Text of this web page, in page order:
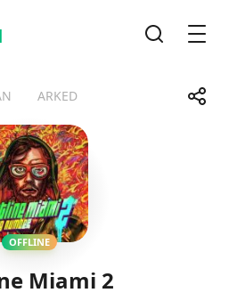
ARKED
TelegramFacebook
OFFLINE
Miami 2